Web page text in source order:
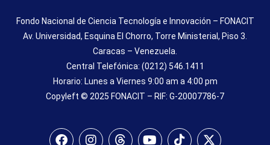
Fondo Nacional de Ciencia Tecnología e Innovación – FONACIT
Av. Universidad, Esquina El Chorro, Torre Ministerial, Piso 3.
Caracas – Venezuela.
Central Telefónica: (0212) 546.1411
Horario: Lunes a Viernes 9:00 am a 4:00 pm
Copyleft © 2025 FONACIT – RIF: G-20007786-7